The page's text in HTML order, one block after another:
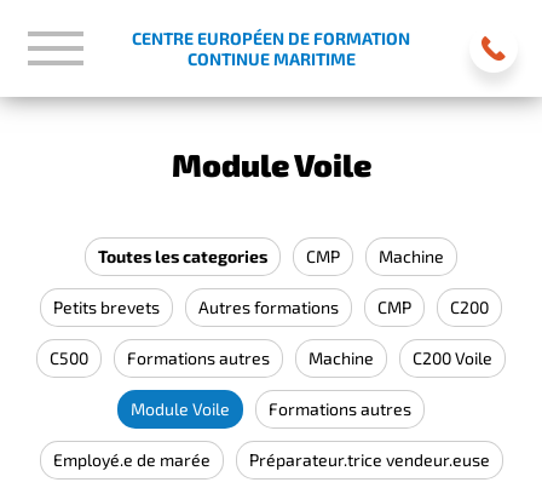
CENTRE EUROPÉEN DE FORMATION
CONTINUE MARITIME
Module Voile
Toutes les categories CMP Machine
Petits brevets Autres formations CMP C200
C500 Formations autres Machine C200 Voile
Module Voile Formations autres
Employé.e de marée Préparateur.trice vendeur.euse